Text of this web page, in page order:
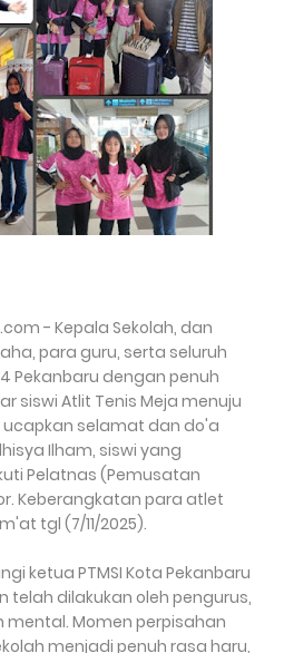
- Kepala Sekolah, dan
para guru, serta seluruh
Pekanbaru dengan penuh
siswi Atlit Tenis Meja menuju
ucapkan selamat dan do'a
Ilham, siswi yang
Pelatnas (Pemusatan
Keberangkatan para atlet
tgl (7/11/2025).
ketua PTMSI Kota Pekanbaru
telah dilakukan oleh pengurus,
mental. Momen perpisahan
menjadi penuh rasa haru,